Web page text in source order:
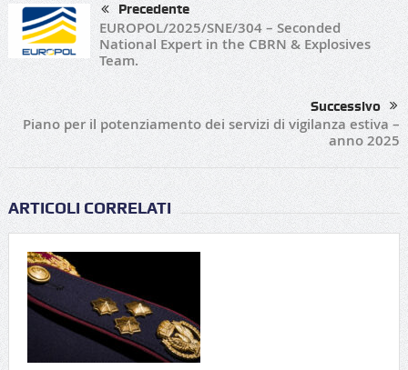
Precedente
EUROPOL/2025/SNE/304 – Seconded
National Expert in the CBRN & Explosives
Team.
Successivo
Piano per il potenziamento dei servizi di vigilanza estiva –
anno 2025
ARTICOLI CORRELATI